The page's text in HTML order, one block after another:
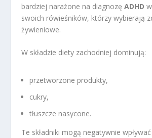
bardziej narażone na diagnozęADHD
swoich rówieśników, którzy wybierają
żywieniowe.
W składzie diety zachodniej dominują:
przetworzone produkty,
cukry,
tłuszcze nasycone.
Te składniki mogą negatywnie